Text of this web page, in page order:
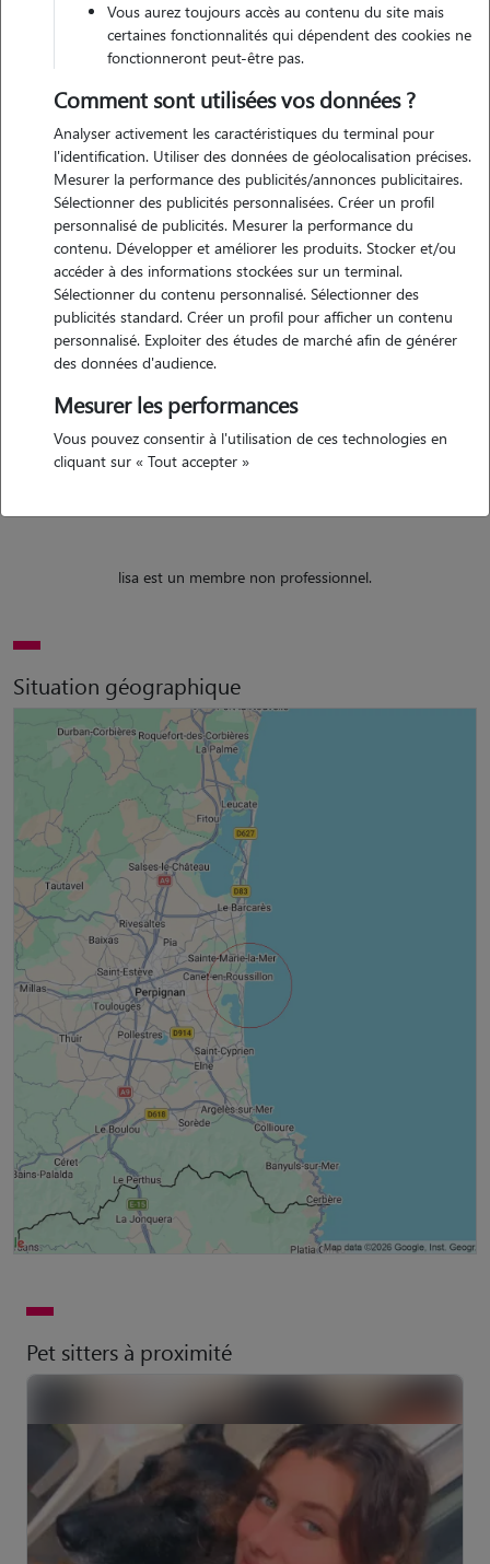
Motivation
Actuellement étudiante je pourrais occasionnellement garder vos
animaux (chiens ou chats) pour une promenade ou une journée à
votre domicile ! J'ai l'habitude des animaux étant donné que j'ai
grandi avec deux chiens à la maison, n'hésitez pas à me contacter :)
Expérience
J'ai grandi avec 2 chiens, un golden retriver et un griffon, je n'ai donc
des balades. J'adore les animaux alors je serais très attentionnée avec
lisa est un membre non professionnel.
Situation géographique
Pet sitters à proximité
Vous aurez toujours accès au contenu du site mais
certaines fonctionnalités qui dépendent des cookies ne
fonctionneront peut-être pas.
Comment sont utilisées vos données ?
Analyser activement les caractéristiques du terminal pour
l'identification. Utiliser des données de géolocalisation précises.
Mesurer la performance des publicités/annonces publicitaires.
Sélectionner des publicités personnalisées. Créer un profil
personnalisé de publicités. Mesurer la performance du
contenu. Développer et améliorer les produits. Stocker et/ou
accéder à des informations stockées sur un terminal.
Sélectionner du contenu personnalisé. Sélectionner des
publicités standard. Créer un profil pour afficher un contenu
personnalisé. Exploiter des études de marché afin de générer
des données d'audience.
Mesurer les performances
Vous pouvez consentir à l'utilisation de ces technologies en
cliquant sur « Tout accepter »